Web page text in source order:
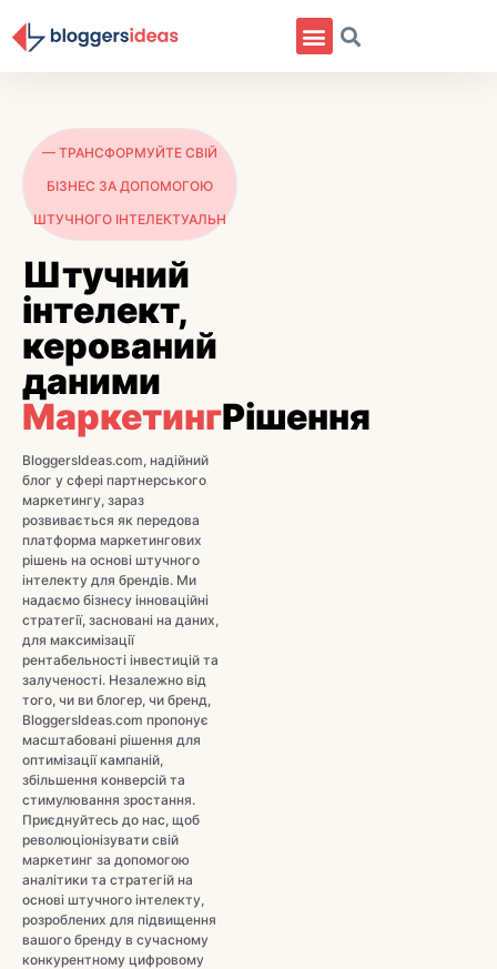
— ТРАНСФОРМУЙТЕ СВІЙ
БІЗНЕС ЗА ДОПОМОГОЮ
ШТУЧНОГО ІНТЕЛЕКТУАЛЬН
Штучний
інтелект,
керований
даними
МаркетингРішення
BloggersIdeas.com, надійний
блог у сфері партнерського
маркетингу, зараз
розвивається як передова
платформа маркетингових
рішень на основі штучного
інтелекту для брендів. Ми
надаємо бізнесу інноваційні
стратегії, засновані на даних,
для максимізації
рентабельності інвестицій та
залученості. Незалежно від
того, чи ви блогер, чи бренд,
BloggersIdeas.com пропонує
масштабовані рішення для
оптимізації кампаній,
збільшення конверсій та
стимулювання зростання.
Приєднуйтесь до нас, щоб
революціонізувати свій
маркетинг за допомогою
аналітики та стратегій на
основі штучного інтелекту,
розроблених для підвищення
вашого бренду в сучасному
конкурентному цифровому